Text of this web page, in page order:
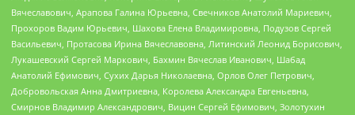
Вячеславович, Арапова Галина Юрьевна, Свечников Анатолий Мариевич,
Прохоров Вадим Юрьевич, Шахова Елена Владимировна, Подузов Сергей
Васильевич, Протасова Ирина Вячеславовна, Литинский Леонид Борисович,
Лукашевский Сергей Маркович, Бахмин Вячеслав Иванович, Шабад
Анатолий Ефимович, Сухих Дарья Николаевна, Орлов Олег Петрович,
Добровольская Анна Дмитриевна, Королева Александра Евгеньевна,
Смирнов Владимир Александрович, Вицин Сергей Ефимович, Золотухин